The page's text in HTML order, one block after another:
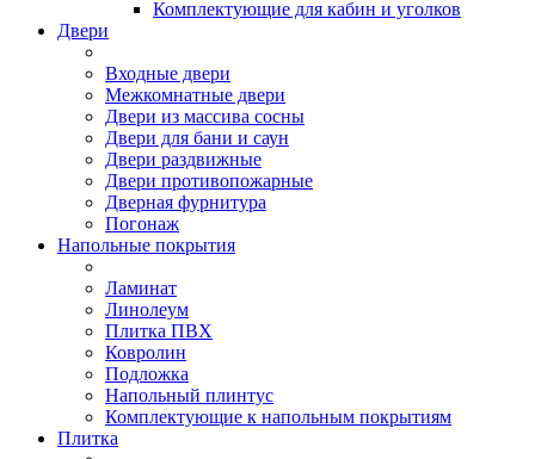
Комплектующие для кабин и уголков
Двери
Входные двери
Межкомнатные двери
Двери из массива сосны
Двери для бани и саун
Двери раздвижные
Двери противопожарные
Дверная фурнитура
Погонаж
Напольные покрытия
Ламинат
Линолеум
Плитка ПВХ
Ковролин
Подложка
Напольный плинтус
Комплектующие к напольным покрытиям
Плитка